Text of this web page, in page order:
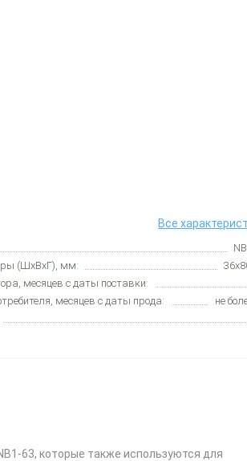
Все
(ШхВхГ), мм:
месяцев с даты поставки:
месяцев с даты прода:
не
63, которые также используются для